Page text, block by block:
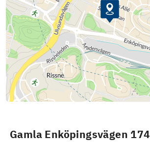
Gamla Enköpingsvägen 174